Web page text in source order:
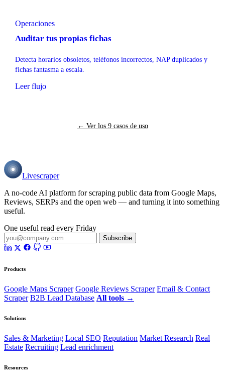
Operaciones
Auditar tus propias fichas
Detecta horarios obsoletos, teléfonos incorrectos, NAP duplicados y
fichas fantasma a escala.
Leer flujo
← Ver los 9 casos de uso
Livescraper
A no-code AI platform for scraping public data from Google Maps,
Reviews, SERPs and the open web — and turning it into something
useful.
One useful read every Friday
Subscribe
Products
Google Maps Scraper Google Reviews Scraper Email & Contact
Scraper B2B Lead Database All tools →
Solutions
Sales & Marketing Local SEO Reputation Market Research Real
Estate Recruiting Lead enrichment
Resources